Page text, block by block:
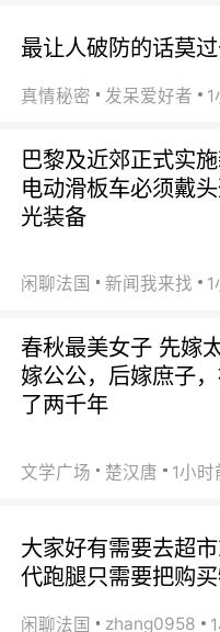
最让人破防的话莫
真情秘密 发呆爱好者
巴黎及近郊正式实
电动滑板车必须戴
光装备
闲聊法国 新闻我来找
春秋最美女子 先嫁
嫁公公，后嫁庶子
了两千年
文学广场 楚汉唐 1小时
大家好有需要去超
代跑腿只需要把购
闲聊法国 zhang0958